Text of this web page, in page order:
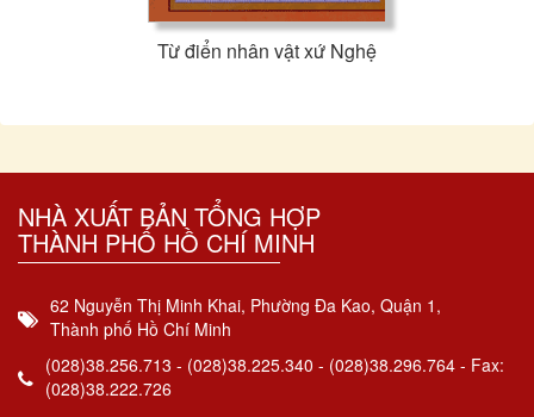
Từ điển nhân vật xứ Nghệ
NHÀ XUẤT BẢN TỔNG HỢP
THÀNH PHỐ HỒ CHÍ MINH
62 Nguyễn Thị Minh Khai, Phường Đa Kao, Quận 1,
Thành phố Hồ Chí Minh
(028)38.256.713 - (028)38.225.340 - (028)38.296.764 - Fax:
(028)38.222.726